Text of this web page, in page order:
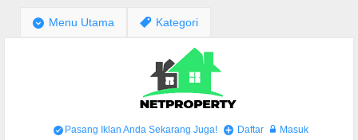
; Menu Utama , Kategori
/ Pasang Iklan Anda Sekarang Juga! + Daftar w Masuk